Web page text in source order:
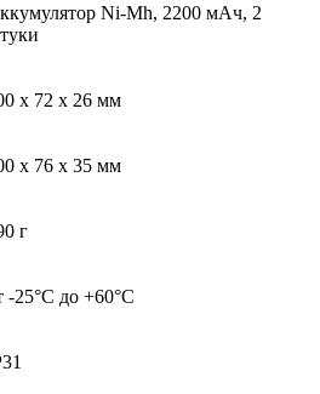
Ni-Mh, 2200 мАч, 2
х 72 х 26 мм
х 76 х 35 мм
г
-25°C до +60°C